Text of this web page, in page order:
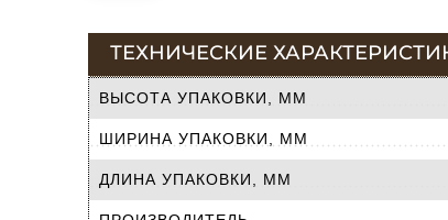
ТЕХНИЧЕСКИЕ
ВЫСОТА УПАКОВКИ, ММ
ШИРИНА УПАКОВКИ, ММ
ДЛИНА УПАКОВКИ, ММ